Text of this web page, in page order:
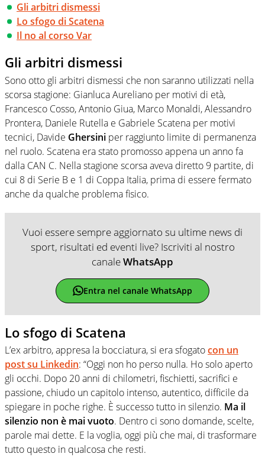
Gli arbitri dismessi
Lo sfogo di Scatena
Il no al corso Var
Gli arbitri dismessi
Sono otto gli arbitri dismessi che non saranno utilizzati nella
scorsa stagione: Gianluca Aureliano per motivi di età,
Francesco Cosso, Antonio Giua, Marco Monaldi, Alessandro
Prontera, Daniele Rutella e Gabriele Scatena per motivi
tecnici, Davide Ghersini per raggiunto limite di permanenza
nel ruolo. Scatena era stato promosso appena un anno fa
dalla CAN C. Nella stagione scorsa aveva diretto 9 partite, di
cui 8 di Serie B e 1 di Coppa Italia, prima di essere fermato
anche da qualche problema fisico.
Vuoi essere sempre aggiornato su ultime news di
sport, risultati ed eventi live? Iscriviti al nostro
canaleWhatsApp
Entra nel canale WhatsApp
Lo sfogo di Scatena
L’ex arbitro, appresa la bocciatura, si era sfogatocon un
post su Linkedin: “Oggi non ho perso nulla. Ho solo aperto
gli occhi. Dopo 20 anni di chilometri, fischietti, sacrifici e
passione, chiudo un capitolo intenso, autentico, difficile da
spiegare in poche righe. È successo tutto in silenzio. Ma il
silenzio non è mai vuoto. Dentro ci sono domande, scelte,
parole mai dette. E la voglia, oggi più che mai, di trasformare
tutto questo in qualcosa che resti.